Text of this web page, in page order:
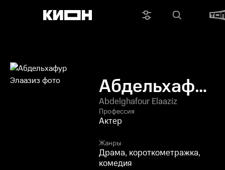
Абдельхафур
Элаазиз
Abdelghafour Elaaziz
Профессия
Актер
Жанры
Драма, короткометражка,
комедия